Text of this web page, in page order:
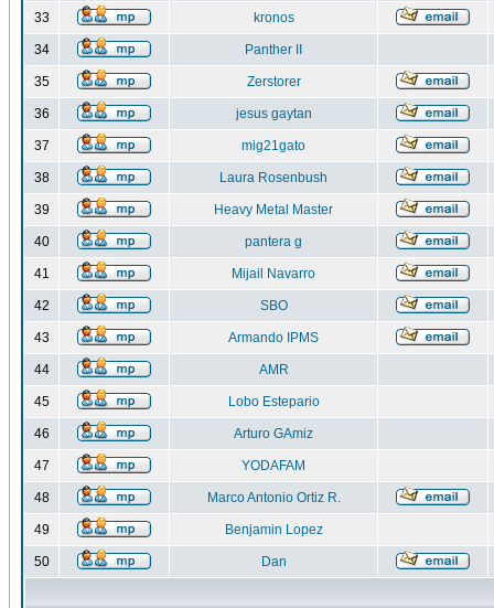
33 kronos
34 Panther II
35 Zerstorer
36 jesus gaytan
37 mig21gato
38 Laura Rosenbush
39 Heavy Metal Master
40 pantera g
41 Mijail Navarro
42 SBO
43 Armando IPMS
44 AMR
45 Lobo Estepario
46 Arturo GAmiz
47 YODAFAM
48 Marco Antonio Ortiz R.
49 Benjamin Lopez
50 Dan